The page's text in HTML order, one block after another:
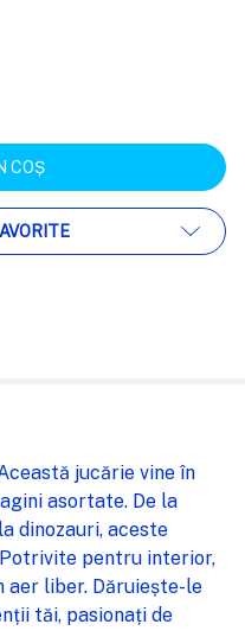
jucărie vine în
asortate. De la
dinozauri, aceste
pentru interior,
liber. Dăruiește-le
tăi, pasionați de